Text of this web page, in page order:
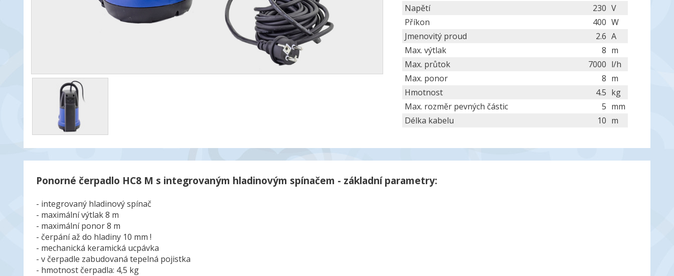
Napětí 230 V
Příkon
400 W
Jmenovitý proud
2.6 A
Max. výtlak
8 m
Max. průtok
7000 l/h
Max. ponor
8 m
Hmotnost
4.5 kg
Max. rozměr pevných částic
5 mm
Délka kabelu
10 m
Ponorné čerpadlo HC8 M s integrovaným hladinovým spínačem - základní parametry:
- integrovaný hladinový spínač
- maximální výtlak 8 m
- maximální ponor 8 m
- čerpání až do hladiny 10 mm !
- mechanická keramická ucpávka
- v čerpadle zabudovaná tepelná pojistka
- hmotnost čerpadla: 4,5 kg